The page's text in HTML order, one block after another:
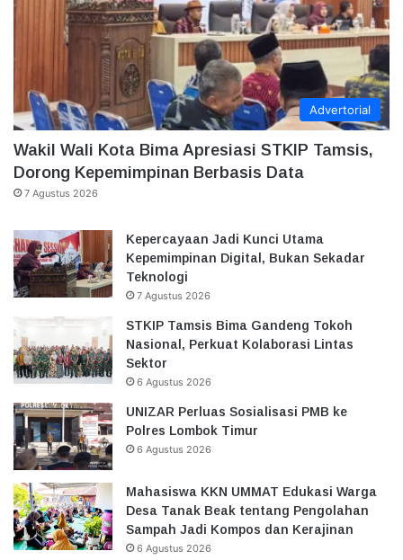
Advertorial
Wakil Wali Kota Bima Apresiasi STKIP Tamsis,
Dorong Kepemimpinan Berbasis Data
7 Agustus 2026
Kepercayaan Jadi Kunci Utama
Kepemimpinan Digital, Bukan Sekadar
Teknologi
7 Agustus 2026
STKIP Tamsis Bima Gandeng Tokoh
Nasional, Perkuat Kolaborasi Lintas
Sektor
6 Agustus 2026
UNIZAR Perluas Sosialisasi PMB ke
Polres Lombok Timur
6 Agustus 2026
Mahasiswa KKN UMMAT Edukasi Warga
Desa Tanak Beak tentang Pengolahan
Sampah Jadi Kompos dan Kerajinan
6 Agustus 2026